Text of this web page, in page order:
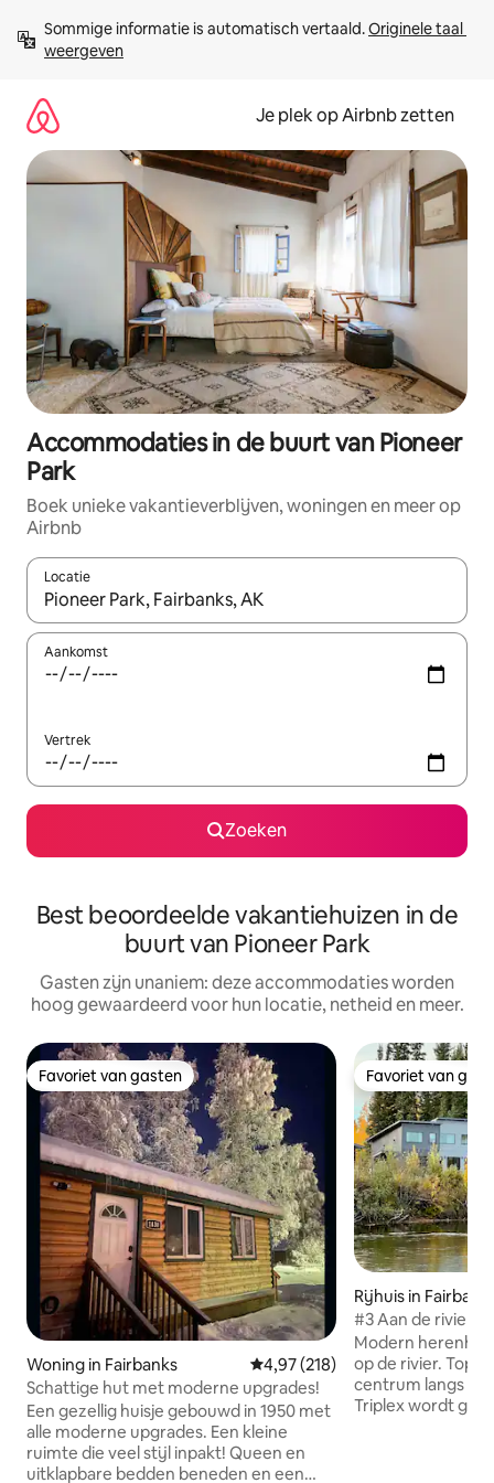
direct
naar
Sommige informatie is automatisch vertaald. Originele taal
weergeven
Je plek op Airbnb zetten
Accommodaties in de buurt van Pioneer
Park
Boek unieke vakantieverblijven, woningen en meer op
Airbnb
Locatie
Wanneer er resultaten beschikbaar zijn, maak je een keuze
Aankomst
Vertrek
Zoeken
Best beoordeelde vakantiehuizen in de
buurt van Pioneer Park
Gasten zijn unaniem: deze accommodaties worden
hoog gewaardeerd voor hun locatie, netheid en meer.
Favoriet van gasten
Favoriet van gasten
Woning in Fairbanks Gemiddelde beoordeling van
4,97 (218)
Schattige hut met moderne upgrades!
Een gezellig huisje gebouwd in 1950 met
alle moderne upgrades. Een kleine
ruimte die veel stijl inpakt! Queen en
uitklapbare bedden beneden en een
Favoriet van
Favoriet van
Rijhuis in
#3 Aan de rivier,
privékok
Modern
op de rivier.
centrum langs
Triplex wordt